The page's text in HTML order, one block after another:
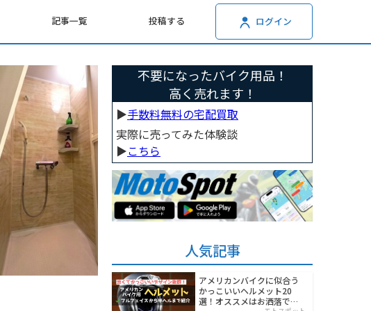
記事一覧 投稿する ログイン
不要になったバイク用品！
高く売れます！
▶︎手数料無料の宅配買取
実際に売ってみた体験談
▶︎こちら
人気記事
アメリカンバイクに似合う
かっこいいヘルメット20
選！オススメはお洒落でワ